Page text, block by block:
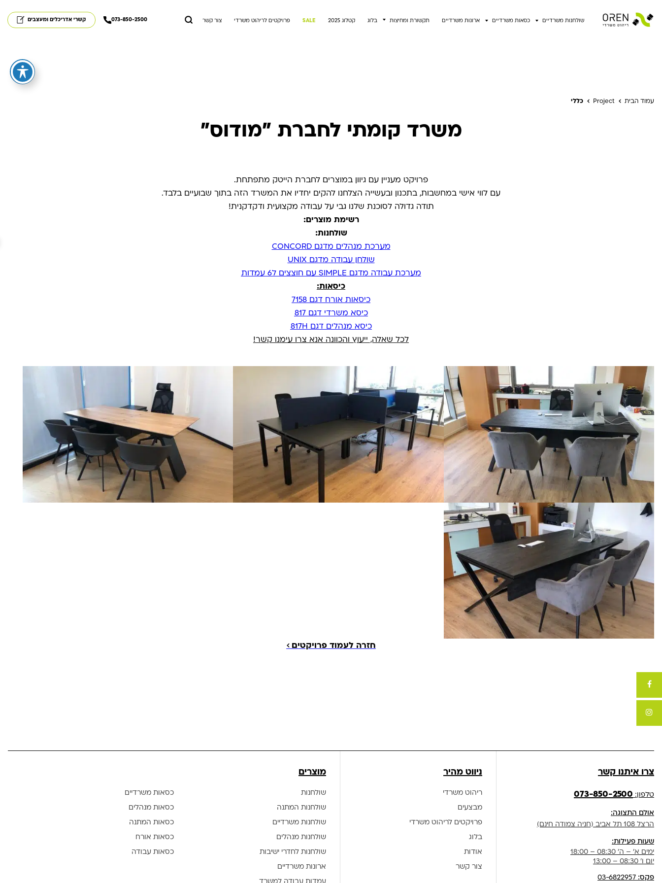
שולחנות משרדיים כסאות משרדיים ארונות משרדיים תקשורת ומחיצות בלוג קטלוג 2025 SALE פרויקטים לריהוט משרדי צור קשר קשרי אדריכלים ומעצבים 073-850-2500
עמוד הבית Project כללי
משרד קומתי לחברת "מודוס"
פרויקט מעניין עם גיוון במוצרים לחברת הייטק מתפתחת.
עם לווי אישי במחשבות, בתכנון ובעשייה הצלחנו להקים יחדיו את המשרד הזה בתוך שבועיים בלבד.
תודה גדולה לסוכנת שלנו גבי על עבודה מקצועית ודקדקנית!
רשימת מוצרים:
שולחנות:
מערכת מנהלים מדגם CONCORD
שולחן עבודה מדגם UNIX
מערכת עבודה מדגם SIMPLE עם חוצצים ל6 עמדות
כיסאות:
כיסאות אורח דגם 7158
כיסא משרדי דגם 817
כיסא מנהלים דגם 817H
לכל שאלה, ייעוץ והכוונה אנא צרו עימנו קשר!
חזרה לעמוד פרויקטים
צרו איתנו קשר
טלפון: 073-850-2500
אולם התצוגה:
הרצל 108 תל אביב (חניה צמודה חינם)
שעות פעילות:
ימים א' – ה' 08:30 – 18:00
יום ו' 08:30 – 13:00
פקס: 03-6822957
ניווט מהיר
ריהוט משרדי
מבצעים
פרויקטים לריהוט משרדי
בלוג
אודות
צור קשר
מוצרים
שולחנות
שולחנות המתנה
שולחנות משרדיים
שולחנות מנהלים
שולחנות לחדרי ישיבות
ארונות משרדיים
כסאות משרדיים
כסאות מנהלים
כסאות המתנה
כסאות אורח
כסאות עבודה